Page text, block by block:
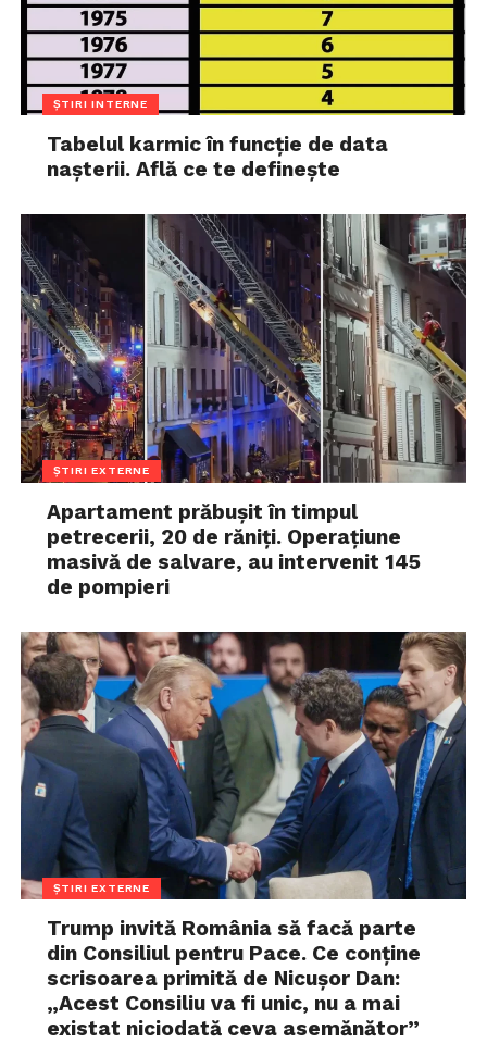
ȘTIRI INTERNE
Tabelul karmic în funcție de data
nașterii. Află ce te definește
ȘTIRI EXTERNE
Apartament prăbușit în timpul
petrecerii, 20 de răniți. Operațiune
masivă de salvare, au intervenit 145
de pompieri
ȘTIRI EXTERNE
Trump invită România să facă parte
din Consiliul pentru Pace. Ce conține
scrisoarea primită de Nicușor Dan:
„Acest Consiliu va fi unic, nu a mai
existat niciodată ceva asemănător”